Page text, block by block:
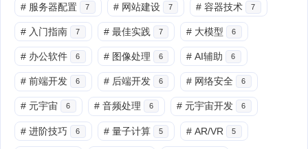
# 服务器配置 7 # 网站建设 7 # 容器技术 7
# 入门指南 7 # 最佳实践 7 # 大模型 6
# 办公软件 6 # 图像处理 6 # AI辅助 6
# 前端开发 6 # 后端开发 6 # 网络安全 6
# 元宇宙 6 # 音频处理 6 # 元宇宙开发 6
# 进阶技巧 6 # 量子计算 5 # AR/VR 5